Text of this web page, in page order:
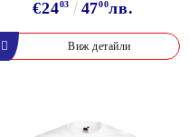
€2403 4700лв.
Виж детайли